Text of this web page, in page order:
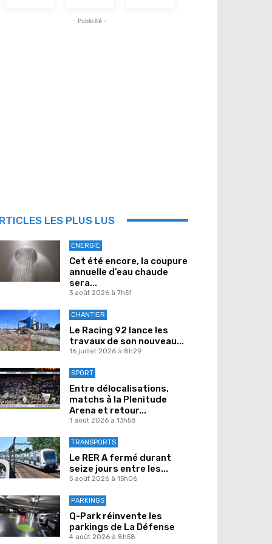
- Publicité -
LES PLUS LUS
ENERGIE
Cet été encore, la coupure
annuelle d’eau chaude
sera...
3 août 2026 à 7h51
CHANTIER
Le Racing 92 lance les
travaux de son nouveau...
16 juillet 2026 à 8h29
SPORT
Entre délocalisations,
matchs à la Plenitude
Arena et retour...
1 août 2026 à 13h58
TRANSPORTS
Le RER A fermé durant
seize jours entre les...
5 août 2026 à 15h06
PARKINGS
Q-Park réinvente les
parkings de La Défense
4 août 2026 à 8h58